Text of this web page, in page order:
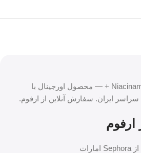
خرید محصول Niacinamide 10% + — محصول اورجینال با
ایران. سفارش آنلاین از ارفوم.
ارفوم